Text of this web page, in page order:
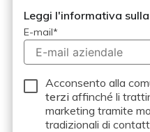
Leggi l'informativa
E-mail*
Acconsento alla
terzi affinché li
marketing tramite
tradizionali di